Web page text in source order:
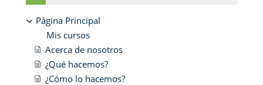
Página Principal
Mis cursos
Acerca de nosotros
¿Qué hacemos?
¿Cómo lo hacemos?